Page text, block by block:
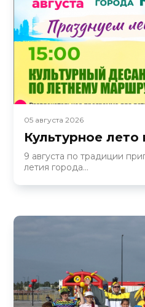
05 августа 2026
Культурное
9 августа по традиции
летия города...